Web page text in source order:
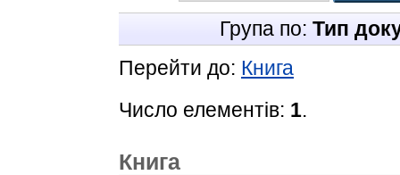
Група по: Тип
Перейти до: Книга
Число елементів: 1.
Книга